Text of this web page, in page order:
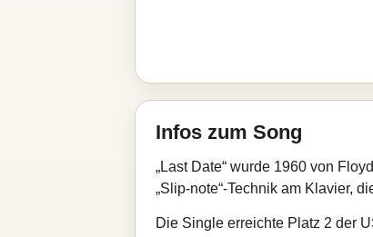
Infos zum Song
„Last Date“ wurde 1960 von
„Slip‑note“-Technik am Klavier,
Die Single erreichte Platz 2 der